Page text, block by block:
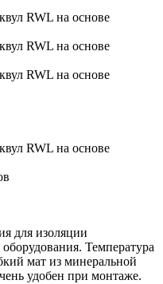
для изоляции
Температура
мат из минеральной
удобен при монтаже.